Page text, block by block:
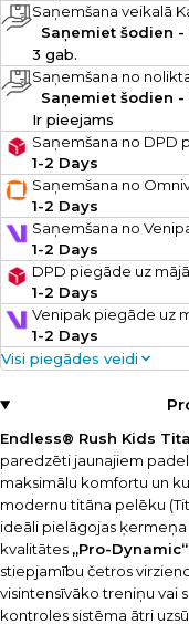
Saņemšana veikalā
Saņemiet šodien -
3 gab.
Saņemšana no
Saņemiet šodien -
Ir pieejams
Saņemšana no DPD
1-2 Days
Saņemšana no
1-2 Days
Saņemšana no
1-2 Days
DPD piegāde uz
1-2 Days
Venipak piegāde uz
1-2 Days
Visi piegādes veidi
Endless® Rush Kids
paredzēti jaunajiem
maksimālu komfortu un
modernu titāna pelēku
ideāli pielāgojas
kvalitātes „Pro-Dynamic“
stiepjamību četros
visintensīvāko treniņu vai
kontroles sistēma ātri